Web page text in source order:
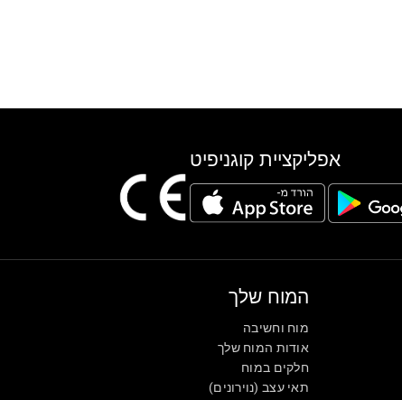
אפליקציית קוגניפיט
המוח שלך
מוח וחשיבה
אודות המוח שלך
חלקים במוח
תאי עצב (נוירונים)